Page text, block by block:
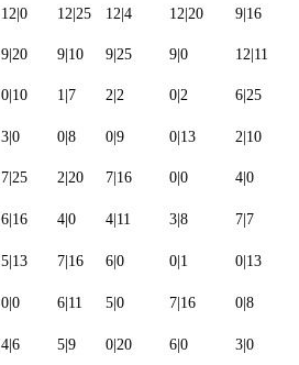
12|0 12|25 12|4 12|20 9|16
9|20 9|10 9|25 9|0 12|11
0|10 1|7 2|2 0|2 6|25
3|0 0|8 0|9 0|13 2|10
7|25 2|20 7|16 0|0 4|0
6|16 4|0 4|11 3|8 7|7
5|13 7|16 6|0 0|1 0|13
0|0 6|11 5|0 7|16 0|8
4|6 5|9 0|20 6|0 3|0